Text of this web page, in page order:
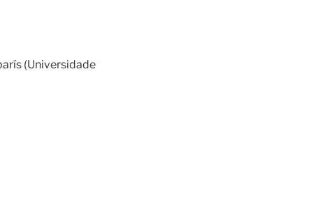
(Universidade